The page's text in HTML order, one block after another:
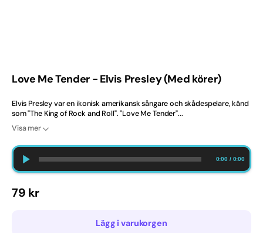
Bröllop
Dansband
Love Me Tender - Elvis Presley (Med körer)
Elvis Presley var en ikonisk amerikansk sångare och skådespelare, känd
som "The King of Rock and Roll". "Love Me Tender"...
Visa mer
0:00 / 0:00
Ordinarie
79 kr
Lägg i varukorgen